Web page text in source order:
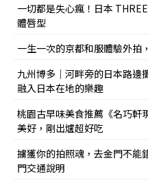
一切都是失心瘋！日本
體唇型
一生一次的京都和服體驗外拍
九州博多｜河畔旁的日本路邊
融入日本在地的樂趣
桃園古早味美食推薦《名巧軒
美好，剛出爐超好吃
擄獲你的拍照魂，去金門不能
門交通說明